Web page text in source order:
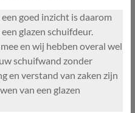
goed inzicht is daarom
glazen schuifdeur.
en wij hebben overal wel
schuifwand zonder
en verstand van zaken zijn
van een glazen